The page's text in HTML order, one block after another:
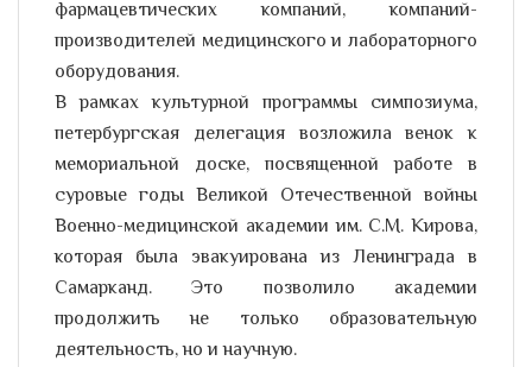
фармацевтических компаний, компаний-
производителей медицинского и лабораторного
оборудования.
В рамках культурной программы симпозиума,
петербургская делегация возложила венок к
мемориальной доске, посвященной работе в
суровые годы Великой Отечественной войны
Военно-медицинской академии им. С.М. Кирова,
которая была эвакуирована из Ленинграда в
Самарканд. Это позволило академии
продолжить не только образовательную
деятельность, но и научную.